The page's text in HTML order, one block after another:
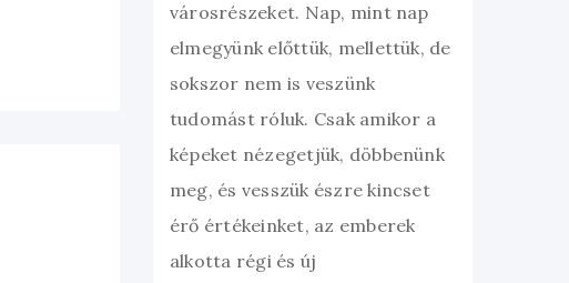
városrészeket. Nap, mint nap
elmegyünk előttük, mellettük, de
sokszor nem is veszünk
tudomást róluk. Csak amikor a
képeket nézegetjük, döbbenünk
meg, és vesszük észre kincset
érő értékeinket, az emberek
alkotta régi és új